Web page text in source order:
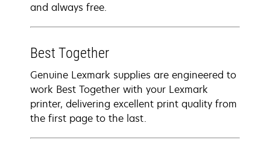
and always free.
Best Together
Genuine Lexmark supplies are engineered to
work Best Together with your Lexmark
printer, delivering excellent print quality from
the first page to the last.